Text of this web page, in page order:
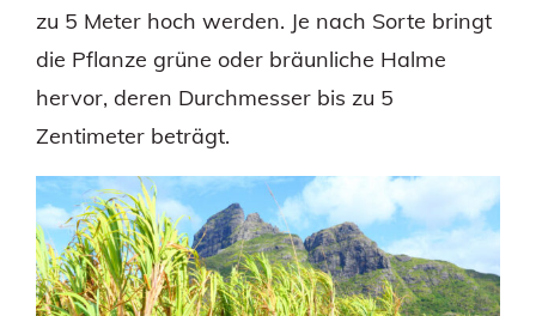
zu 5 Meter hoch werden. Je nach Sorte bringt
die Pflanze grüne oder bräunliche Halme
hervor, deren Durchmesser bis zu 5
Zentimeter beträgt.